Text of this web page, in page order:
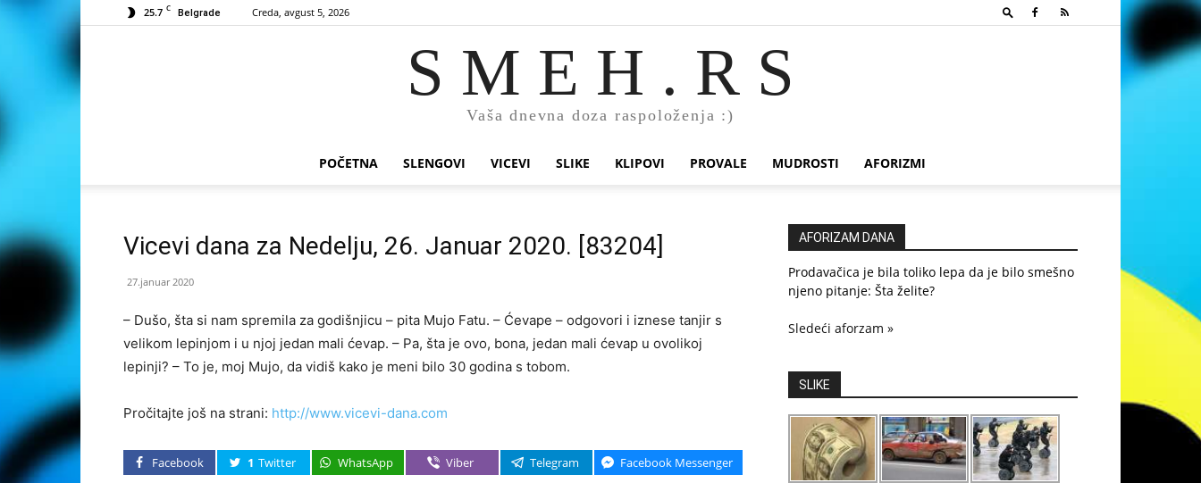
25.7 C Belgrade Creda, avgust 5, 2026
S M E H . R S
Vaša dnevna doza raspoloženja :)
POČETNA SLENGOVI VICEVI SLIKE KLIPOVI PROVALE MUDROSTI AFORIZMI
Vicevi dana za Nedelju, 26. Januar 2020. [83204]
27.januar 2020
– Dušo, šta si nam spremila za godišnjicu – pita Mujo Fatu. – Ćevape – odgovori i iznese tanjir s
velikom lepinjom i u njoj jedan mali ćevap. – Pa, šta je ovo, bona, jedan mali ćevap u ovolikoj
lepinji? – To je, moj Mujo, da vidiš kako je meni bilo 30 godina s tobom.
Pročitajte još na strani: http://www.vicevi-dana.com
Facebook 1 Twitter WhatsApp Viber Telegram Facebook Messenger
AFORIZAM DANA
Prodavačica je bila toliko lepa da je bilo smešno
njeno pitanje: Šta želite?
Sledeći aforzam »
SLIKE